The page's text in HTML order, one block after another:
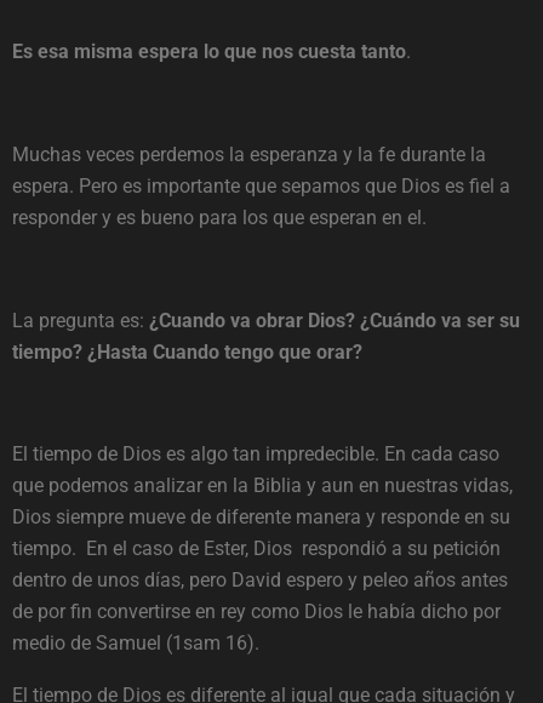
Es esa misma espera lo que nos cuesta tanto.
Muchas veces perdemos la esperanza y la fe durante la
espera. Pero es importante que sepamos que Dios es fiel a
responder y es bueno para los que esperan en el.
La pregunta es: ¿Cuando va obrar Dios? ¿Cuándo va ser su
tiempo? ¿Hasta Cuando tengo que orar?
El tiempo de Dios es algo tan impredecible. En cada caso
que podemos analizar en la Biblia y aun en nuestras vidas,
Dios siempre mueve de diferente manera y responde en su
tiempo. En el caso de Ester, Dios respondió a su petición
dentro de unos días, pero David espero y peleo años antes
de por fin convertirse en rey como Dios le había dicho por
medio de Samuel (1sam 16).
El tiempo de Dios es diferente al igual que cada situación y